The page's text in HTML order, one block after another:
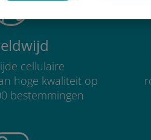
cellulaire
hoge kwaliteit op
bestemmingen